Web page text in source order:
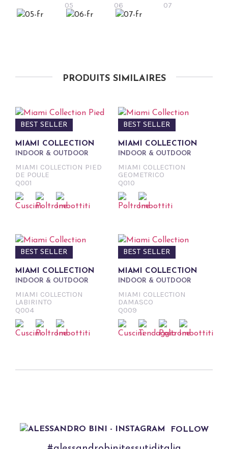
05 06 07
PRODUITS SIMILAIRES
BEST SELLER
MIAMI COLLECTION
INDOOR & OUTDOOR
MIAMI COLLECTION PIED
DE POULE
Q001
BEST SELLER
MIAMI COLLECTION
INDOOR & OUTDOOR
MIAMI COLLECTION
GEOMETRICO
Q010
BEST SELLER
MIAMI COLLECTION
INDOOR & OUTDOOR
MIAMI COLLECTION
LABIRINTO
Q004
BEST SELLER
MIAMI COLLECTION
INDOOR & OUTDOOR
MIAMI COLLECTION
DAMASCO
Q009
FOLLOW